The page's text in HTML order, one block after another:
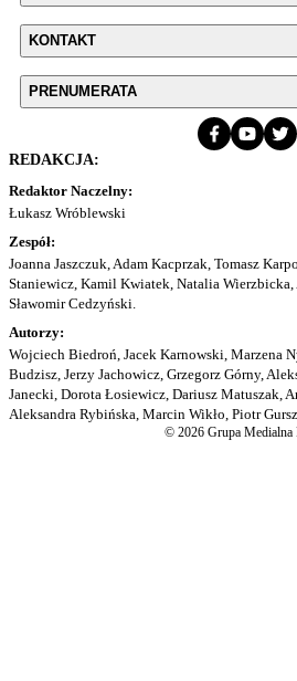
KONTAKT
PRENUMERATA
REDAKCJA:
Redaktor Naczelny:
Łukasz Wróblewski
Zespół:
Joanna Jaszczuk, Adam Kacprzak, Tomasz
Staniewicz, Kamil Kwiatek, Natalia Wierzbicka,
Sławomir Cedzyński.
Autorzy:
Wojciech Biedroń, Jacek Karnowski, Marzena
Budzisz, Jerzy Jachowicz, Grzegorz Górny,
Janecki, Dorota Łosiewicz, Dariusz Matuszak,
Aleksandra Rybińska, Marcin Wikło, Piotr
© 2026 Grupa Medialna